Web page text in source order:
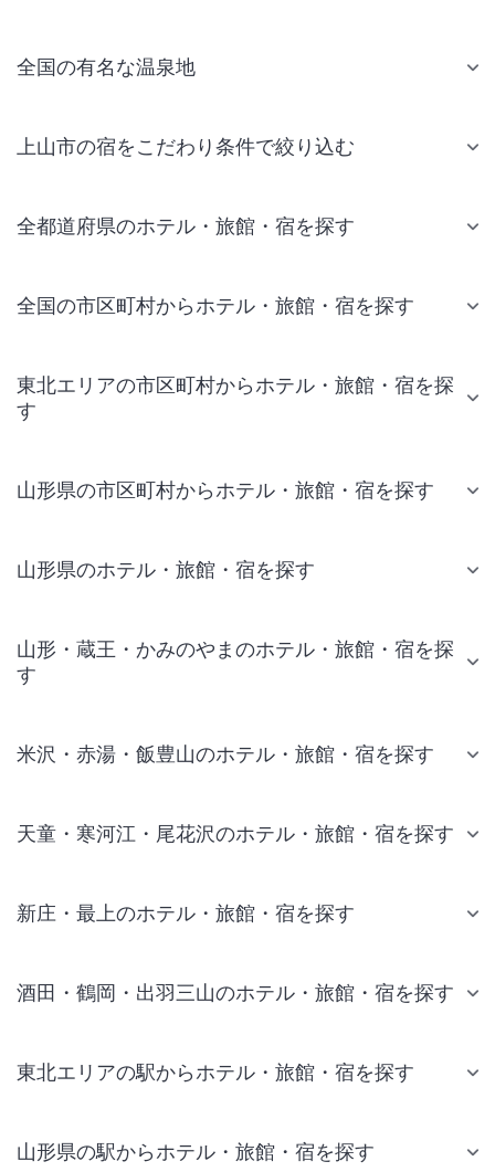
全国の有名な温泉地
上山市の宿をこだわり条件で絞り込む
全都道府県のホテル・旅館・宿を探す
全国の市区町村からホテル・旅館・宿を探す
東北エリアの市区町村からホテル・旅館・宿を探
す
山形県の市区町村からホテル・旅館・宿を探す
山形県のホテル・旅館・宿を探す
山形・蔵王・かみのやまのホテル・旅館・宿を探
す
米沢・赤湯・飯豊山のホテル・旅館・宿を探す
天童・寒河江・尾花沢のホテル・旅館・宿を探す
新庄・最上のホテル・旅館・宿を探す
酒田・鶴岡・出羽三山のホテル・旅館・宿を探す
東北エリアの駅からホテル・旅館・宿を探す
山形県の駅からホテル・旅館・宿を探す